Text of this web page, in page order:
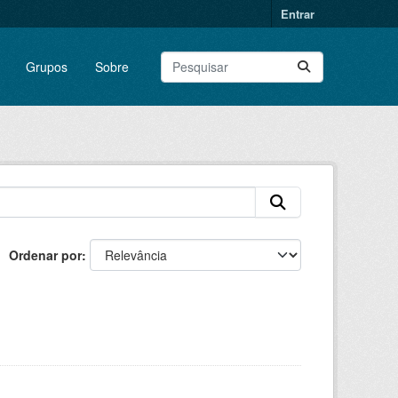
Entrar
Grupos Sobre
Ordenar por